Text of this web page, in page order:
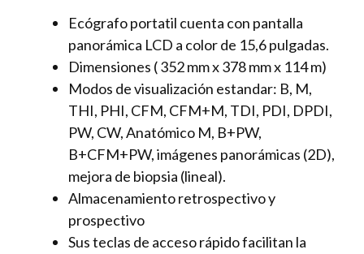
Ecógrafo portatil cuenta con pantalla
panorámica LCD a color de 15,6 pulgadas.
Dimensiones ( 352 mm x 378 mm x 114 m)
Modos de visualización estandar: B, M,
THI, PHI, CFM, CFM+M, TDI, PDI, DPDI,
PW, CW, Anatómico M, B+PW,
B+CFM+PW, imágenes panorámicas (2D),
mejora de biopsia (lineal).
Almacenamiento retrospectivo y
prospectivo
Sus teclas de acceso rápido facilitan la